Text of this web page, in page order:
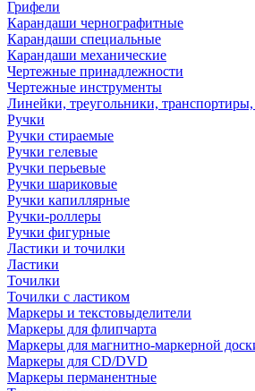
Грифели
Карандаши чернографитные
Карандаши специальные
Карандаши механические
Чертежные принадлежности
Чертежные инструменты
Линейки, треугольники,
Ручки
Ручки стираемые
Ручки гелевые
Ручки перьевые
Ручки шариковые
Ручки капиллярные
Ручки-роллеры
Ручки фигурные
Ластики и точилки
Ластики
Точилки
Точилки с ластиком
Маркеры и текстовыделители
Маркеры для флипчарта
Маркеры для магнитно-маркерной
Маркеры для CD/DVD
Маркеры перманентные